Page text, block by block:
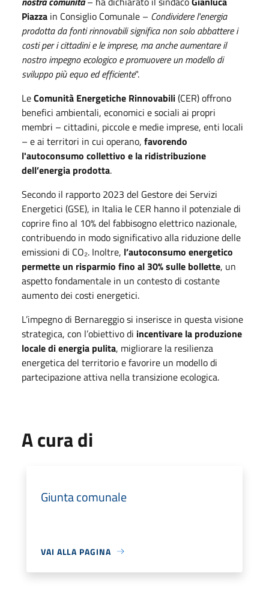
Piazza in Consiglio Comunale – Condividere l'energia
prodotta da fonti rinnovabili significa non solo abbattere i
costi per i cittadini e le imprese, ma anche aumentare il
nostro impegno ecologico e promuovere un modello di
sviluppo più equo ed efficiente".
LeComunità Energetiche Rinnovabili(CER) offrono
benefici ambientali, economici e sociali ai propri
membri – cittadini, piccole e medie imprese, enti locali
– e ai territori in cui operano, favorendo
l'autoconsumo collettivo e la ridistribuzione
dell’energia prodotta.
Secondo il rapporto 2023 del Gestore dei Servizi
Energetici (GSE), in Italia le CER hanno il potenziale di
coprire fino al 10% del fabbisogno elettrico nazionale,
contribuendo in modo significativo alla riduzione delle
emissioni di CO₂. Inoltre, l’autoconsumo energetico
permette un risparmio fino al 30% sulle bollette, un
aspetto fondamentale in un contesto di costante
aumento dei costi energetici.
L’impegno di Bernareggio si inserisce in questa visione
strategica, con l’obiettivo di incentivare la produzione
locale di energia pulita, migliorare la resilienza
energetica del territorio e favorire un modello di
partecipazione attiva nella transizione ecologica.
A cura di
Giunta comunale
VAI ALLA PAGINA